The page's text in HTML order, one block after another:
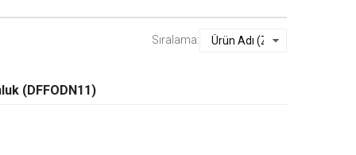
Sıralama:
(DFFODN11)